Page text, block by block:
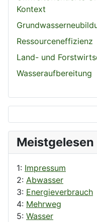
Kontext
Ressourceneffizienz
Land- und
Wasseraufbereitung
Meistgelesen
1: Impressum
2: Abwasser
3: Energieverbrauch
4: Mehrweg
5: Wasser